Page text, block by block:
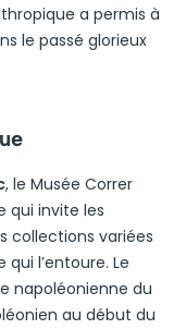
a permis à
le passé glorieux
, le Musée Correr
qui invite les
collections variées
l’entoure. Le
napoléonienne du
au début du